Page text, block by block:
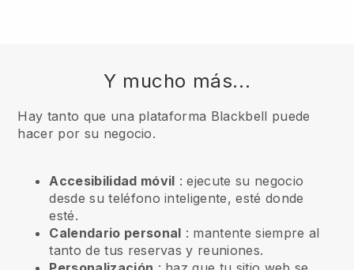
Y mucho más...
Hay tanto que una plataforma Blackbell puede
hacer por su negocio.
Accesibilidad móvil : ejecute su negocio
desde su teléfono inteligente, esté donde
esté.
Calendario personal : mantente siempre al
tanto de tus reservas y reuniones.